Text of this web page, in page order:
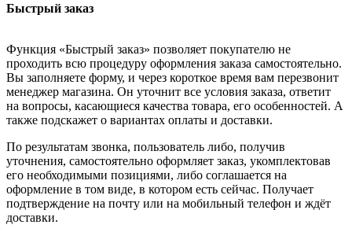
Быстрый заказ
Функция «Быстрый заказ» позволяет покупателю не
проходить всю процедуру оформления заказа самостоятельно.
Вы заполняете форму, и через короткое время вам перезвонит
менеджер магазина. Он уточнит все условия заказа, ответит
на вопросы, касающиеся качества товара, его особенностей. А
также подскажет о вариантах оплаты и доставки.
По результатам звонка, пользователь либо, получив
уточнения, самостоятельно оформляет заказ, укомплектовав
его необходимыми позициями, либо соглашается на
оформление в том виде, в котором есть сейчас. Получает
подтверждение на почту или на мобильный телефон и ждёт
доставки.